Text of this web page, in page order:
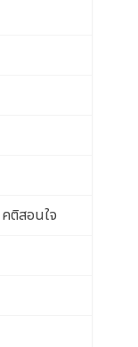
ติสอนใจ